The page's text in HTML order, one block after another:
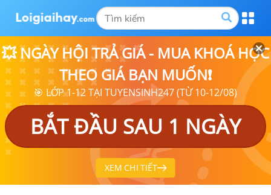
💥 NGÀY HỘI TRẢ GIÁ - MUA KHOÁ HỌC
THEO GIÁ BẠN MUỐN❗
🎯 LỚP 1-12 TẠI TUYENSINH247 (TỪ 10-12/08)
BẮT ĐẦU SAU 1 NGÀY
XEM CHI TIẾT